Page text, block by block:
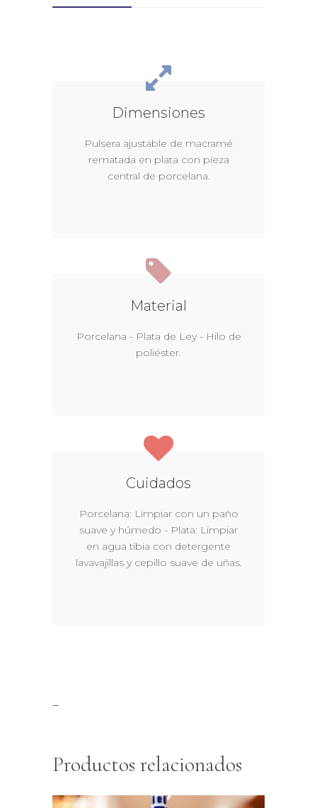
Dimensiones
Pulsera ajustable de macramé
rematada en plata con pieza
central de porcelana.
Material
Porcelana - Plata de Ley - Hilo de
poliéster.
Cuidados
Porcelana: Limpiar con un paño
suave y húmedo - Plata: Limpiar
en agua tibia con detergente
lavavajillas y cepillo suave de uñas.
–
Productos relacionados